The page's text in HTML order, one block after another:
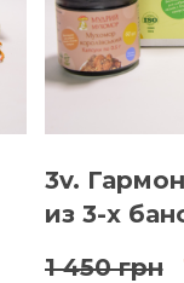
3v.
из 3-х
1 450 грн